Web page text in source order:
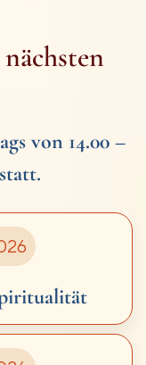
von 14.00 –